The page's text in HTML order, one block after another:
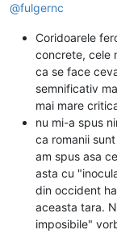
@fulgernc
Coridoarele
concrete, cele
ca se face
semnificativ
mai mare
nu mi-a spus
ca romanii
am spus asa
asta cu
din occident
aceasta tara.
imposibile"